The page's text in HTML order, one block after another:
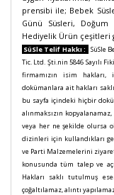
prensibi ile; Bebek
Günü Süsleri,
Hediyelik Ürün
SüSle Telif Hakkı :
SüSle
Tic. Ltd. Şti.nin 5846 Sayılı
firmamızın isim
dokümanlara ait hakları
bu sayfa içindeki hiçbir
alınmaksızın
veya her ne şekilde olursa
dizinleri için kullandıkları
ve Parti Malzemelerini
konusunda tüm talep ve
Hakları saklı tutulmuş
çoğaltılamaz, alıntı